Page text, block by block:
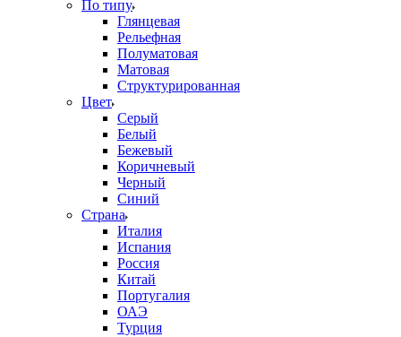
По типу
Глянцевая
Рельефная
Полуматовая
Матовая
Структурированная
Цвет
Серый
Белый
Бежевый
Коричневый
Черный
Синий
Страна
Италия
Испания
Россия
Китай
Португалия
ОАЭ
Турция